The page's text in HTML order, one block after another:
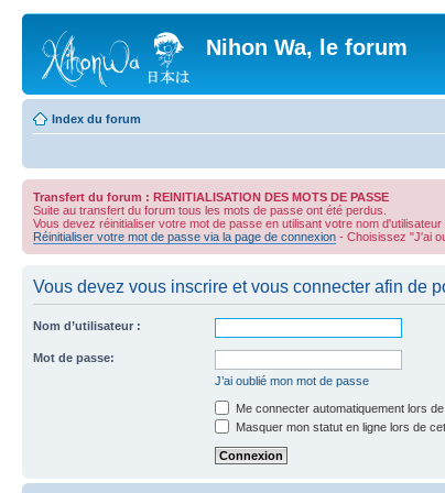
Nihon Wa, le forum
Index du forum
Transfert du forum : REINITIALISATION DES MOTS DE PASSE
Suite au transfert du forum tous les mots de passe ont été perdus.
Vous devez réinitialiser votre mot de passe en utilisant votre nom
Réinitialiser votre mot de passe via la page de connexion - Choisissez "J'ai
Vous devez vous inscrire et vous connecter afin de
Nom d’utilisateur :
Mot de passe:
J’ai oublié mon mot de passe
Me connecter automatiquement lors
Masquer mon statut en ligne lors de